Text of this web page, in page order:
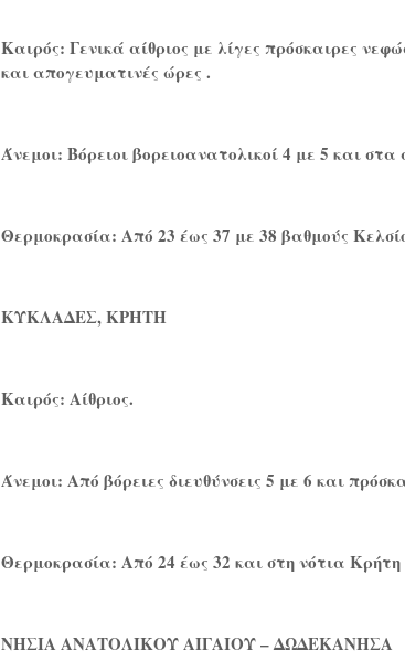
Καιρός: Γενικά αίθριος με λίγες πρόσκαιρες
και απογευματινές ώρες .
Άνεμοι: Βόρειοι βορειοανατολικοί 4 με 5 και
Θερμοκρασία: Από 23 έως 37 με 38 βαθμούς
ΚΥΚΛΑΔΕΣ, ΚΡΗΤΗ
Καιρός: Αίθριος.
Άνεμοι: Από βόρειες διευθύνσεις 5 με 6 και
Θερμοκρασία: Από 24 έως 32 και στη νότια
ΝΗΣΙΑ ΑΝΑΤΟΛΙΚΟΥ ΑΙΓΑΙΟΥ – ΔΩΔΕΚΑΝΗΣΑ